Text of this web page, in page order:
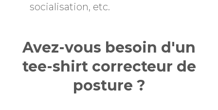
socialisation, etc.
Avez-vous besoin d'un
tee-shirt correcteur de
posture ?